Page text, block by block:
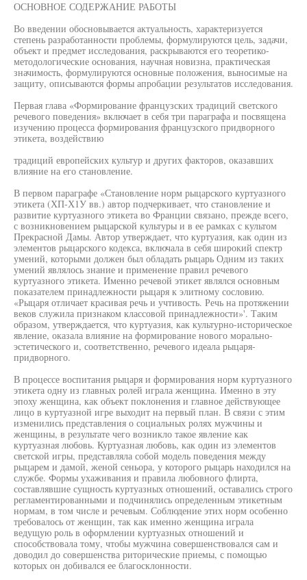
ОСНОВНОЕ СОДЕРЖАНИЕ РАБОТЫ
Во введении обосновывается актуальность, характеризуется
степень разработанности проблемы, формулируются цель, задачи,
объект и предмет исследования, раскрываются его теоретико-
методологические основания, научная новизна, практическая
значимость, формулируются основные положения, выносимые на
защиту, описываются формы апробации результатов исследования.
Первая глава «Формирование французских традиций светского
речевого поведения» включает в себя три параграфа и посвящена
изучению процесса формирования французского придворного
этикета, воздействию
традиций европейских культур и других факторов, оказавших
влияние на его становление.
В первом параграфе «Становление норм рыцарского куртуазного
этикета (ХП-Х1У вв.) автор подчеркивает, что становление и
развитие куртуазного этикета во Франции связано, прежде всего,
с возникновением рыцарской культуры и в ее рамках с культом
Прекрасной Дамы. Автор утверждает, что куртуазия, как один из
элементов рыцарского кодекса, включала в себя широкий спектр
умений, которыми должен был обладать рыцарь Одним из таких
умений являлось знание и применение правил речевого
куртуазного этикета. Именно речевой этикет являлся основным
показателем принадлежности рыцаря к элитному сословию.
«Рыцаря отличает красивая речь и учтивость. Речь на протяжении
веков служила признаком классовой принадлежности»'. Таким
образом, утверждается, что куртуазия, как культурно-историческое
явление, оказала влияние на формирование нового морально-
эстетического и, соответственно, речевого идеала рыцаря-
придворного.
В процессе воспитания рыцаря и формирования норм куртуазного
этикета одну из главных ролей играла женщина. Именно в эту
эпоху женщина, как объект поклонения и главное действующее
лицо в куртуазной игре выходит на первый план. В связи с этим
изменились представления о социальных ролях мужчины и
женщины, в результате чего возникло такое явление как
куртуазная любовь. Куртуазная любовь, как один из элементов
светской игры, представляла собой модель поведения между
рыцарем и дамой, женой сеньора, у которого рыцарь находился на
службе. Формы ухаживания и правила любовного флирта,
составлявшие сущность куртуазных отношений, оставались строго
регламентированными и подчинялись определенным этикетным
нормам, в том числе и речевым. Соблюдение этих норм особенно
требовалось от женщин, так как именно женщина играла
ведущую роль в оформлении куртуазных отношений и
способствовала тому, чтобы мужчина совершенствовался сам и
доводил до совершенства риторические приемы, с помощью
которых он добивался ее благосклонности.